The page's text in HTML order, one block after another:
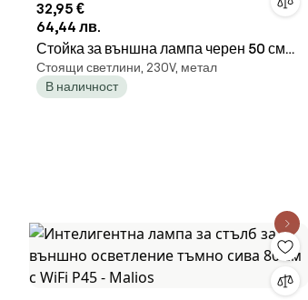
32,95 €
64,44 лв.
Стойка за външна лампа черен 50 см
регулируема - Duo
Стоящи светлини, 230V, метал
В наличност